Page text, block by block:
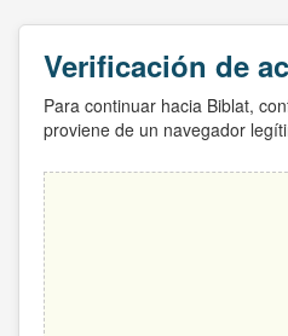
Verificación de
Para continuar hacia Biblat,
proviene de un navegador